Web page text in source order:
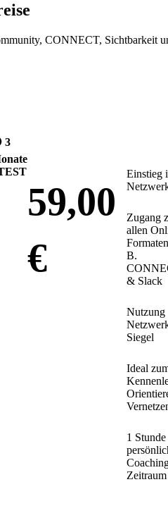
CONNECT, Sichtbarkeit
3
59,00
€
Einstieg
Netzwerk
Zugang
allen
B.
& Slack
Nutzung
Siegel
Ideal
1 Stunde
Zeitraum